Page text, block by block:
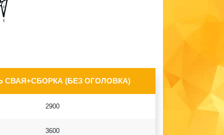
СВАЯ+СБОРКА (БЕЗ ОГОЛОВКА)
2900
3600